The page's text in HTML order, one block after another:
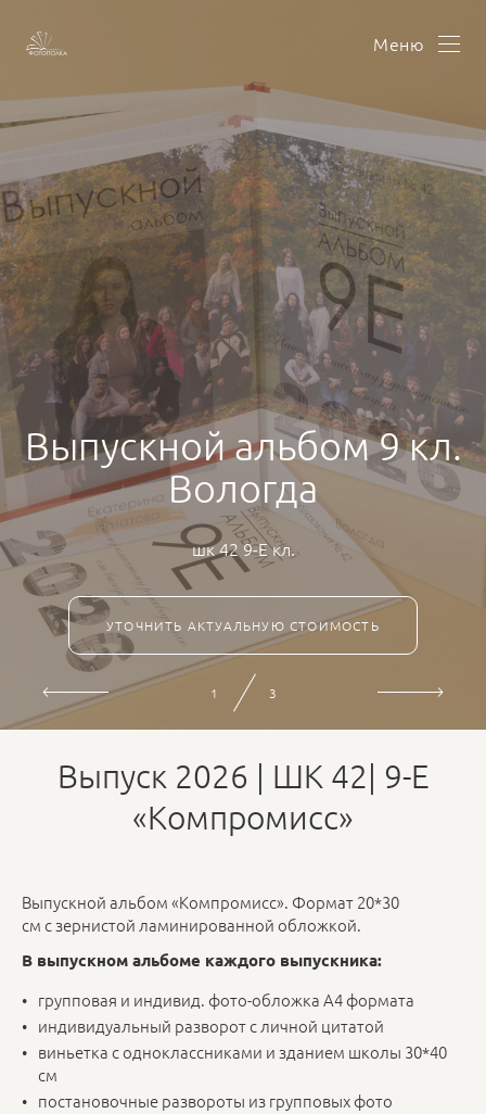
Меню
Выпускной альбом 9 кл.
Вологда
шк 42 9-Е кл.
УТОЧНИТЬ АКТУАЛЬНУЮ СТОИМОСТЬ
2 3
Выпуск 2026 | ШК 42| 9-Е
«Компромисс»
Выпускной альбом «Компромисс». Формат 20*30
см с зернистой ламинированной обложкой.
В выпускном альбоме каждого выпускника:
групповая и индивид. фото-обложка А4 формата
индивидуальный разворот с личной цитатой
виньетка с одноклассниками и зданием школы 30*40
см
постановочные развороты из групповых фото